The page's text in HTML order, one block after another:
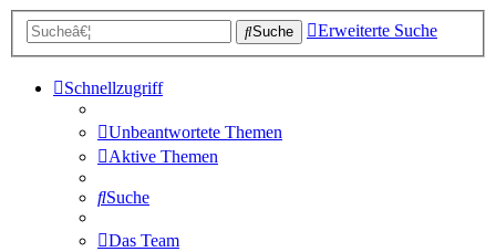
Suche Erweiterte Suche
Schnellzugriff
Unbeantwortete Themen
Aktive Themen
Suche
Das Team